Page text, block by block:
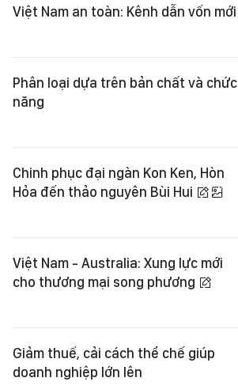
Việt Nam an toàn: Kênh dẫn vốn mới
Phân loại dựa trên bản chất và chức
năng
Chinh phục đại ngàn Kon Ken, Hòn
Hỏa đến thảo nguyên Bùi Hui
Việt Nam - Australia: Xung lực mới
cho thương mại song phương
Giảm thuế, cải cách thể chế giúp
doanh nghiệp lớn lên